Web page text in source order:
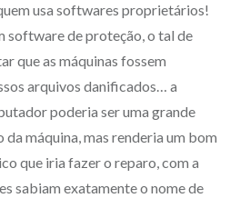
usa softwares proprietários!
software de proteção, o tal de
que as máquinas fossem
arquivos danificados… a
poderia ser uma grande
máquina, mas renderia um bom
que iria fazer o reparo, com a
sabiam exatamente o nome de